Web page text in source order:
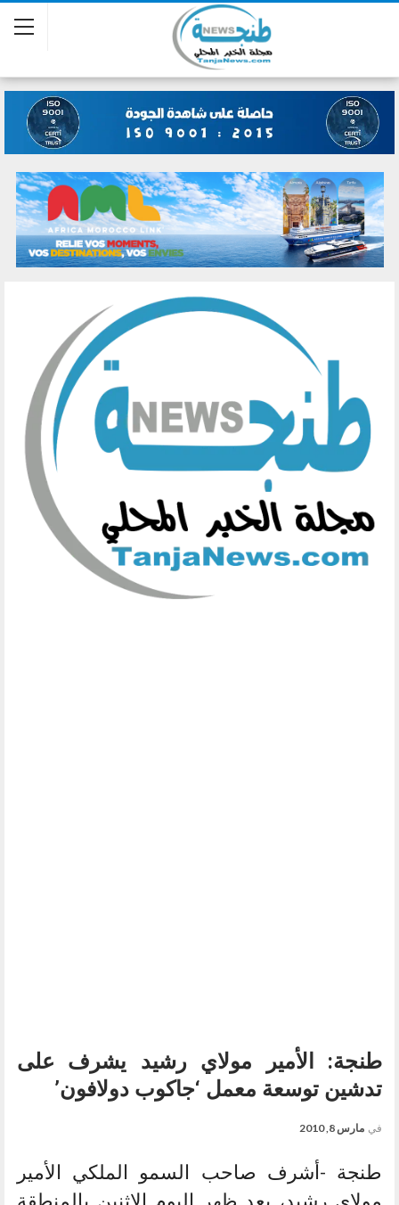
طنجة: الأمير مولاي رشيد يشرف على
تدشين توسعة معمل ‘جاكوب دولافون’
في مارس 8, 2010
طنجة -أشرف صاحب السمو الملكي الأمير
مولاي رشيد، بعد ظهر اليوم الاثنين بالمنطقة